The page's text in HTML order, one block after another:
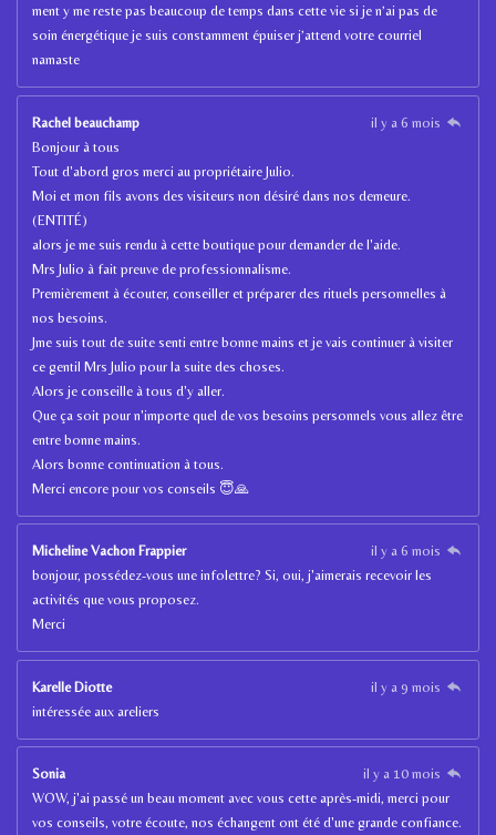
ment y me reste pas beaucoup de temps dans cette vie si je n’ai pas de
soin énergétique je suis constamment épuiser j’attend votre courriel
namaste
Rachel beauchamp
il y a 6 mois
Bonjour à tous
Tout d'abord gros merci au propriétaire Julio.
Moi et mon fils avons des visiteurs non désiré dans nos demeure.
(ENTITÉ)
alors je me suis rendu à cette boutique pour demander de l'aide.
Mrs Julio à fait preuve de professionnalisme.
Premièrement à écouter, conseiller et préparer des rituels personnelles à
nos besoins.
Jme suis tout de suite senti entre bonne mains et je vais continuer à visiter
ce gentil Mrs Julio pour la suite des choses.
Alors je conseille à tous d'y aller.
Que ça soit pour n'importe quel de vos besoins personnels vous allez être
entre bonne mains.
Alors bonne continuation à tous.
Merci encore pour vos conseils 😇🙏
Micheline Vachon Frappier
il y a 6 mois
bonjour, possédez-vous une infolettre? Si, oui, j'aimerais recevoir les
activités que vous proposez.
Merci
Karelle Diotte
il y a 9 mois
intéressée aux areliers
Sonia
il y a 10 mois
WOW, j'ai passé un beau moment avec vous cette après-midi, merci pour
vos conseils, votre écoute, nos échangent ont été d'une grande confiance.